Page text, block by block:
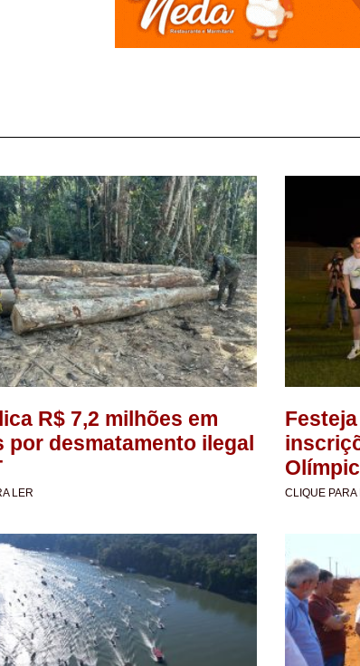
R$ 7,2 milhões em
por desmatamento ilegal
LER CLIQUE PARA